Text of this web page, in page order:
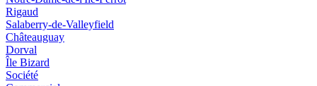
Rigaud
Salaberry-de-Valleyfield
Châteauguay
Dorval
Île Bizard
Société